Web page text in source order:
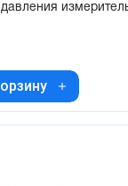
давления